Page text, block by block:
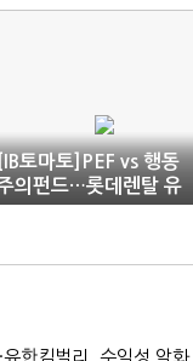
토마토]PEF vs 행동
의펀드…롯데렌탈 유
놓고 격돌
한킴벌리, 수익성 악화